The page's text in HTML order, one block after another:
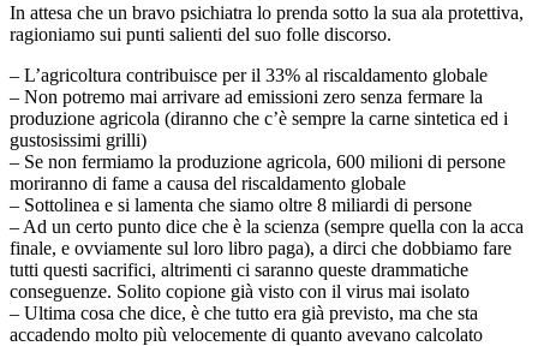
In attesa che un bravo psichiatra lo prenda sotto la sua ala protettiva,
ragioniamo sui punti salienti del suo folle discorso.
– L’agricoltura contribuisce per il 33% al riscaldamento globale
– Non potremo mai arrivare ad emissioni zero senza fermare la
produzione agricola (diranno che c’è sempre la carne sintetica ed i
gustosissimi grilli)
– Se non fermiamo la produzione agricola, 600 milioni di persone
moriranno di fame a causa del riscaldamento globale
– Sottolinea e si lamenta che siamo oltre 8 miliardi di persone
– Ad un certo punto dice che è la scienza (sempre quella con la acca
finale, e ovviamente sul loro libro paga), a dirci che dobbiamo fare
tutti questi sacrifici, altrimenti ci saranno queste drammatiche
conseguenze. Solito copione già visto con il virus mai isolato
– Ultima cosa che dice, è che tutto era già previsto, ma che sta
accadendo molto più velocemente di quanto avevano calcolato